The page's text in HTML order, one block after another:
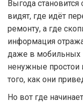
Выгода
видят, где идёт
ремонту, а где
информация
даже в мобильных
ненужные простои
того, как они
Но вот где